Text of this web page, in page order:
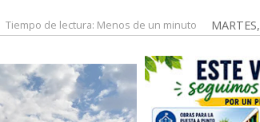
Tiempo de lectura: Menos de un minuto